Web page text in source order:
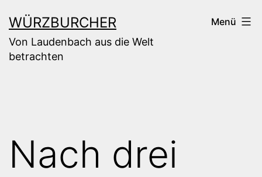
Inhalt
springen
WÜRZBURCHER
Von Laudenbach aus die Welt
betrachten
Menü
Nach drei